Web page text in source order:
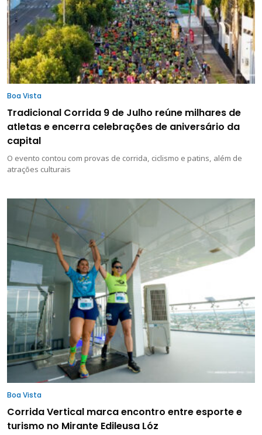
Boa Vista
Tradicional Corrida 9 de Julho reúne milhares de
atletas e encerra celebrações de aniversário da
capital
O evento contou com provas de corrida, ciclismo e patins, além de
atrações culturais
Boa Vista
Corrida Vertical marca encontro entre esporte e
turismo no Mirante Edileusa Lóz